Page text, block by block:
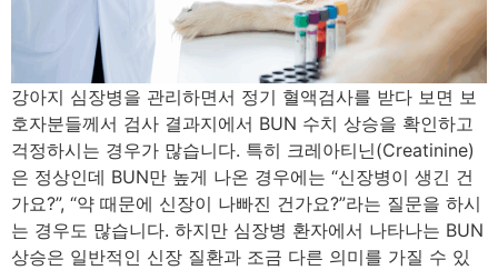
강아지 심장병을 관리하면서 정기 혈액검사를 받다 보면 보
호자분들께서 검사 결과지에서 BUN 수치 상승을 확인하고
걱정하시는 경우가 많습니다. 특히 크레아티닌(Creatinine)
은 정상인데 BUN만 높게 나온 경우에는 “신장병이 생긴 건
가요?”, “약 때문에 신장이 나빠진 건가요?”라는 질문을 하시
는 경우도 많습니다. 하지만 심장병 환자에서 나타나는 BUN
상승은 일반적인 신장 질환과 조금 다른 의미를 가질 수 있